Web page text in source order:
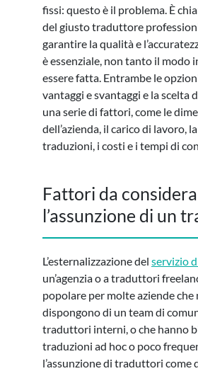
fissi: questo è il problema. È
del giusto traduttore
garantire la qualità e
è essenziale, non tanto il modo
essere fatta. Entrambe le
vantaggi e svantaggi e la scelta
una serie di fattori, come le
dell’azienda, il carico di lavoro,
traduzioni, i costi e i tempi di
Fattori da
l’assunzione di un
L’esternalizzazione del servizio
un’agenzia o a traduttori
popolare per molte aziende che
dispongono di un team di
traduttori interni, o che hanno
traduzioni ad hoc o poco
l’assunzione di traduttori come